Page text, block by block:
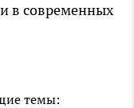
в современных
темы: